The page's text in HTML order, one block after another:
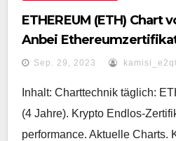
ETHEREUM (ETH) Chart
Anbei
Sep. 29, 2023
Inhalt: Charttechnik täglich:
(4 Jahre). Krypto Endlos-
performance. Aktuelle Charts.